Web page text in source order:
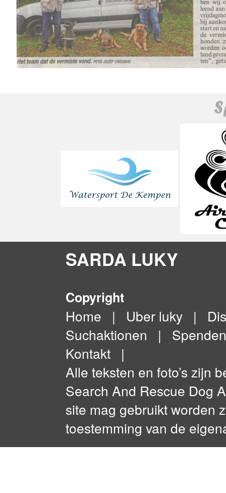
SARDA LUKY
Copyright
Home | Uber luky |
Suchaktionen | Spenden
Kontakt |
Alle teksten en foto’s zijn
Search And Rescue Dog
site mag gebruikt worden
toestemming van de